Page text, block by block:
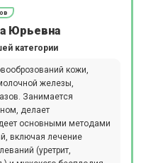
Юрьевна
категории
кожи,
железы,
Занимается
делает
основными методами
включая лечение
(уретрит,